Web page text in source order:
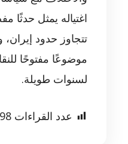
اغتياله يمثل حدثًا
تتجاوز حدود
موضوعًا مفتوحًا
لسنوات طويلة.
عدد القراءات